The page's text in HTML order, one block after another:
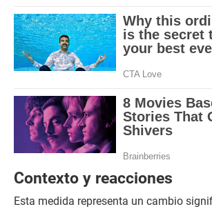
Contexto y reacciones
Esta medida representa un cambio